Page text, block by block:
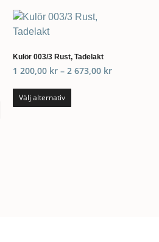
Kulör 003/3 Rust, Tadelakt
1 200,00 kr – 2 673,00 kr
Välj alternativ